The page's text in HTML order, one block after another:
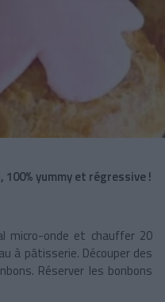
yummy et régressive !
micro-onde et chauffer 20
à pâtisserie. Découper des
Réserver les bonbons